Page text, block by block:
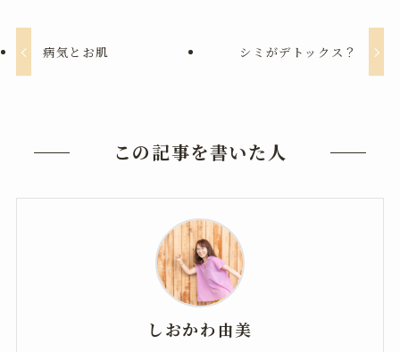
病気とお肌 シミがデトックス？
この記事を書いた人
しおかわ由美